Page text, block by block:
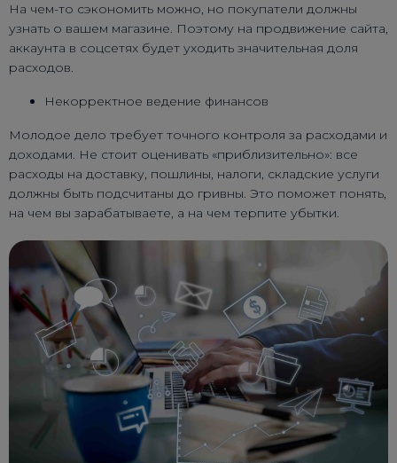
На чем-то сэкономить можно, но покупатели должны
узнать о вашем магазине. Поэтому на продвижение сайта,
аккаунта в соцсетях будет уходить значительная доля
расходов.
Некорректное ведение финансов
Молодое дело требует точного контроля за расходами и
доходами. Не стоит оценивать «приблизительно»: все
расходы на доставку, пошлины, налоги, складские услуги
должны быть подсчитаны до гривны. Это поможет понять,
на чем вы зарабатываете, а на чем терпите убытки.